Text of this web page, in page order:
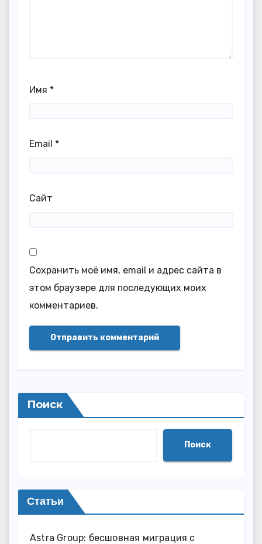
Имя *
Email *
Сайт
Сохранить моё имя, email и адрес сайта в
этом браузере для последующих моих
комментариев.
Поиск
Поиск
Статьи
Astra Group: бесшовная миграция с